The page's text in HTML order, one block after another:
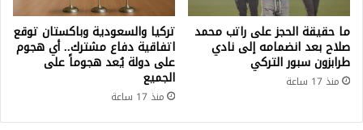
ما حقيقة الحجز على راتب محمد
صلاح بعد انضمامه إلى نادي
طرابزون سبور التركي
منذ 17 ساعة
تركيا والسعودية وباكستان توقع
اتفاقية دفاع مشترك.. أي هجوم
على دولة يُعد هجوماً على
الجميع
منذ 17 ساعة